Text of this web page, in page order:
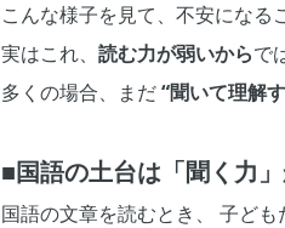
こんな様子を見て、不安になる
実はこれ、 読む力が弱いからで
多くの場合、まだ“聞いて理解
■国語の土台は「聞く力
国語の文章を読むとき、 子ども